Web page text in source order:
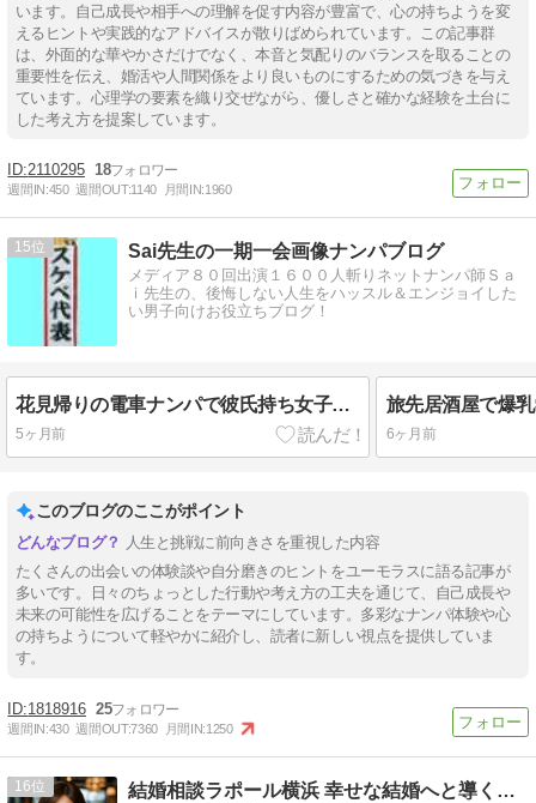
います。自己成長や相手への理解を促す内容が豊富で、心の持ちようを変
えるヒントや実践的なアドバイスが散りばめられています。この記事群
は、外面的な華やかさだけでなく、本音と気配りのバランスを取ることの
重要性を伝え、婚活や人間関係をより良いものにするための気づきを与え
ています。心理学の要素を織り交ぜながら、優しさと確かな経験を土台に
した考え方を提案しています。
2110295 18
週間IN:450 週間OUT:1140 月間IN:1960
15 Sai先生の一期一会画像ナンパブログ
メディア８０回出演１６００人斬りネットナンパ師Ｓａ
ｉ先生の、後悔しない人生をハッスル＆エンジョイした
い男子向けお役立ちブログ！
花見帰りの電車ナンパで彼氏持ち女子を浮気セックスな日常ナンパ体験談
5ヶ月前 6ヶ月前
このブログのここがポイント
人生と挑戦に前向きさを重視した内容
たくさんの出会いの体験談や自分磨きのヒントをユーモラスに語る記事が
多いです。日々のちょっとした行動や考え方の工夫を通じて、自己成長や
未来の可能性を広げることをテーマにしています。多彩なナンパ体験や心
の持ちようについて軽やかに紹介し、読者に新しい視点を提供していま
す。
1818916 25
週間IN:430 週間OUT:7360 月間IN:1250
16 結婚相談ラポール横浜 幸せな結婚へと導くお手伝いをいたします